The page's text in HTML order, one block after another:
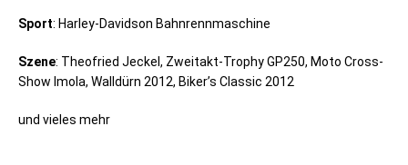
Sport: Harley-Davidson Bahnrennmaschine
Szene: Theofried Jeckel, Zweitakt-Trophy GP250, Moto Cross-
Show Imola, Walldürn 2012, Biker’s Classic 2012
und vieles mehr